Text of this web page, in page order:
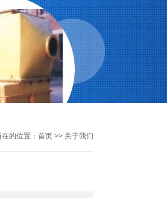
的位置： 首页 >> 关于我们